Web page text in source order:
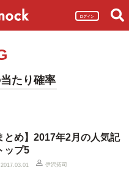
ログイン
たり確率
とめ】2017年2月の人気記
ップ5
2017.03.01 伊沢拓司